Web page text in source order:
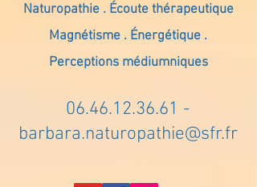
Naturopathie . Écoute thérapeutique
Magnétisme . Énergétique .
Perceptions médiumniques
06.46.12.36.61 -
barbara.naturopathie@sfr.fr